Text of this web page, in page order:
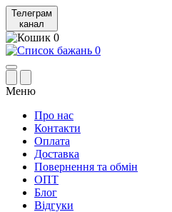
Телеграм
канал
0
0
Меню
Про нас
Контакти
Оплата
Доставка
Повернення та обмін
ОПТ
Блог
Відгуки